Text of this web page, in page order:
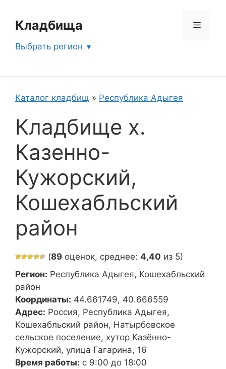
содержимому
Кладбища Меню
Выбрать регион
Каталог кладбищ » Республика Адыгея
Кладбище х.
Казенно-
Кужорский,
Кошехабльский
район
(89 оценок, среднее: 4,40 из 5)
Регион: Республика Адыгея, Кошехабльский
район
Координаты: 44.661749, 40.666559
Адрес: Россия, Республика Адыгея,
Кошехабльский район, Натырбовское
сельское поселение, хутор Казённо-
Кужорский, улица Гагарина, 16
Время работы: с 9:00 до 18:00